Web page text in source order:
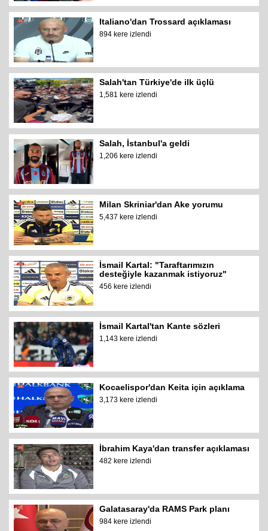
Italiano'dan Trossard açıklaması
894 kere izlendi
Salah'tan Türkiye'de ilk üçlü
1,581 kere izlendi
Salah, İstanbul'a geldi
1,206 kere izlendi
Milan Skriniar'dan Ake yorumu
5,437 kere izlendi
İsmail Kartal: "Taraftarımızın
desteğiyle kazanmak istiyoruz"
456 kere izlendi
İsmail Kartal'tan Kante sözleri
1,143 kere izlendi
Kocaelispor'dan Keita için açıklama
3,173 kere izlendi
İbrahim Kaya'dan transfer açıklaması
482 kere izlendi
Galatasaray'da RAMS Park planı
984 kere izlendi